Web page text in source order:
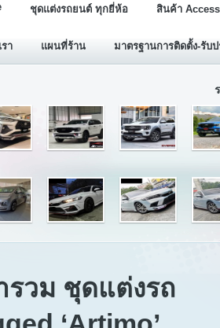
ชุดแต่งรถยนต์ ทุกยี่ห้อ สินค้า
า แผนที่ร้าน มาตรฐานการติดตั้ง-รับ
รวม ชุดแต่งรถ